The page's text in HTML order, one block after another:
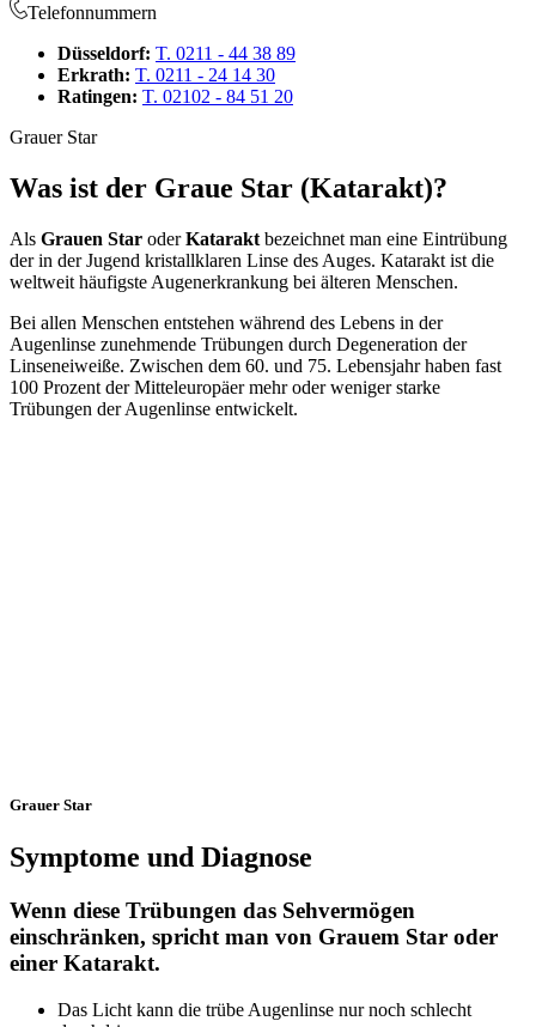
Telefonnummern
Düsseldorf: T. 0211 - 44 38 89
Erkrath: T. 0211 - 24 14 30
Ratingen: T. 02102 - 84 51 20
Grauer Star
Was ist der Graue Star (Katarakt)?
Als Grauen Star oderKatarakt bezeichnet man eine Eintrübung
der in der Jugend kristallklaren Linse des Auges. Katarakt ist die
weltweit häufigste Augenerkrankung bei älteren Menschen.
Bei allen Menschen entstehen während des Lebens in der
Augenlinse zunehmende Trübungen durch Degeneration der
Linseneiweiße. Zwischen dem 60. und 75. Lebensjahr haben fast
100 Prozent der Mitteleuropäer mehr oder weniger starke
Trübungen der Augenlinse entwickelt.
Grauer Star
Symptome und Diagnose
Wenn diese Trübungen das Sehvermögen
einschränken, spricht man von Grauem Star oder
einer Katarakt.
Das Licht kann die trübe Augenlinse nur noch schlecht